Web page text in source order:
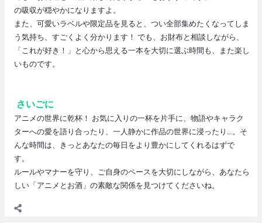
の吸収が穏やかになりますよ。
また、可愛いラベルや限定品を見ると、つい全部集めたくなってしま
う気持ち、すごくよく分かります！ でも、お財布と相談しながら、
「これが好き！」と心から思える一本を大切に選ぶ時間も、また楽し
いものです。
さいごに
アニメの世界に乾杯！ お気に入りの一杯を片手に、物語やキャラク
ターへの愛を語り合ったり、一人静かに作品の世界に浸ったり…。そ
んな時間は、きっとあなたの毎日をより豊かにしてくれるはずで
す。
ルールやマナーを守り、ご自身のペースを大切にしながら、あなたら
しい「アニメとお酒」の素敵な関係を見つけてくださいね。